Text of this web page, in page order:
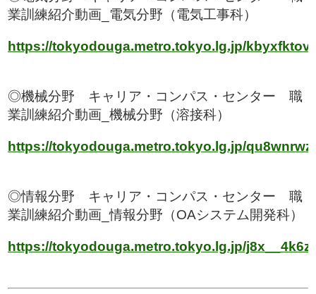
業訓練紹介動画_電気分野（電気工事科）
https://tokyodouga.metro.tokyo.lg.jp/
◎機械分野 キャリア・コンパス・センター 職
業訓練紹介動画_機械分野（溶接科）
https://tokyodouga.metro.tokyo.lg.jp/
◎情報分野 キャリア・コンパス・センター 職
業訓練紹介動画_情報分野（OAシステム開発科）
https://tokyodouga.metro.tokyo.lg.jp/